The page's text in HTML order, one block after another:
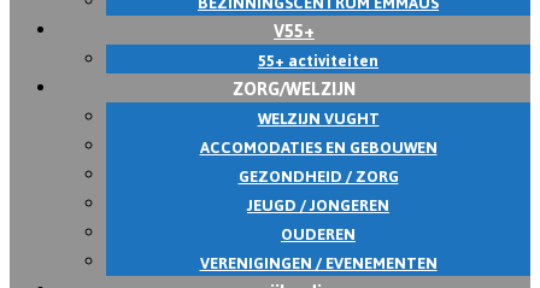
V55+
55+ activiteiten
ZORG/WELZIJN
WELZIJN VUGHT
ACCOMODATIES EN GEBOUWEN
GEZONDHEID / ZORG
JEUGD / JONGEREN
OUDEREN
VERENIGINGEN / EVENEMENTEN